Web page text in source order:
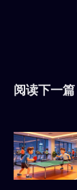
阅读下一篇